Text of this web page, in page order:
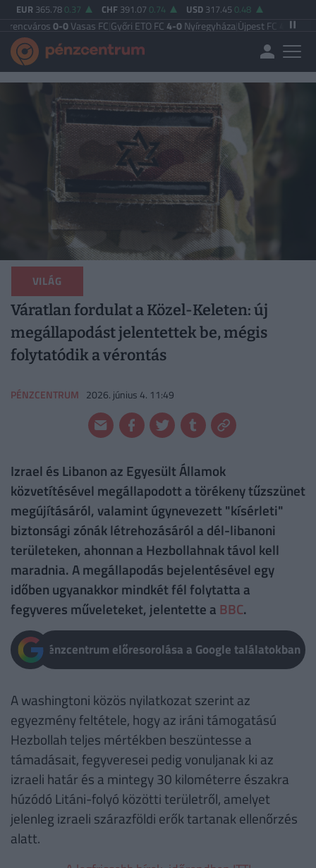
EUR 365.78 0.37 CHF 391.07 0.74 USD 317.45 0.48
0-0Vasas FC|Győri ETO FC4-0 Nyíregyháza|Újpest FC4-2Debreceni VSC
VILÁG
Váratlan fordulat a Közel-Keleten: új
megállapodást jelentettek be, mégis
folytatódik a vérontás
PÉNZCENTRUM 2026. június 4. 11:49
Izrael és Libanon az Egyesült Államok
közvetítésével megállapodott a törékeny tűzszünet
megújításáról, valamint úgynevezett "kísérleti"
biztonsági zónák létrehozásáról a dél-libanoni
területeken, ahonnan a Hezbollahnak távol kell
maradnia. A megállapodás bejelentésével egy
időben ugyanakkor mindkét fél folytatta a
fegyveres műveleteket, jelentette a BBC.
Pénzcentrum előresorolása a Google találatokban
A washingtoni közös nyilatkozat szerint az
egyezmény feltétele, hogy az iráni támogatású
Hezbollah teljes mértékben beszüntesse a
támadásait, fegyveresei pedig vonuljanak ki az
izraeli határ és a mintegy 30 kilométerre északra
húzódó Litáni-folyó közötti területről, amelyet
jelenleg izraeli szárazföldi erők tartanak ellenőrzés
alatt.